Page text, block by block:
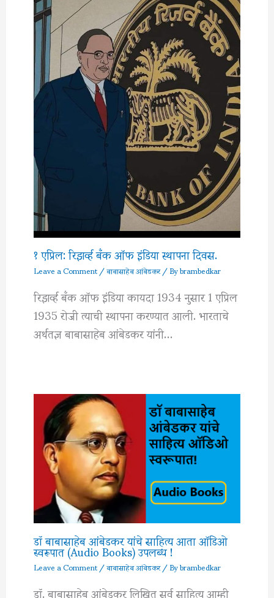
१ एप्रिल: रिझर्व्ह बँक ऑफ इंडिया स्थापना दिवस.
Leave a Comment/बाबासाहेब आंबेडकर/ Bybrambedkar
रिझर्व्ह बँक ऑफ इंडिया कायदा 1934 नुसार 1 एप्रिल
1935 रोजी त्याची स्थापना करण्यात आली. भारताचे
अर्थतज्ञ बाबासाहेब आंबेडकर यांनी…
डॉ बाबासाहेब आंबेडकर यांचे साहित्य आता ऑडिओ
स्वरूपात (Audio Books) उपलब्ध !
Leave a Comment/बाबासाहेब आंबेडकर/ Bybrambedkar